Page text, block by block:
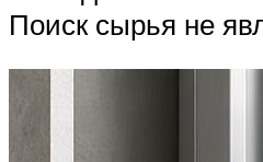
Поиск сырья не